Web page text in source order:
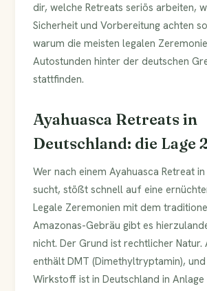
dir, welche Retreats seriös arbeiten,
Sicherheit und Vorbereitung achten
warum die meisten legalen
Autostunden hinter der deutschen
stattfinden.
Ayahuasca Retreats in
Deutschland: die Lage
Wer nach einem Ayahuasca Retreat
sucht, stößt schnell auf eine
Legale Zeremonien mit dem
Amazonas-Gebräu gibt es
nicht. Der Grund ist rechtlicher Natur.
enthält DMT (Dimethyltryptamin),
Wirkstoff ist in Deutschland in Anlage